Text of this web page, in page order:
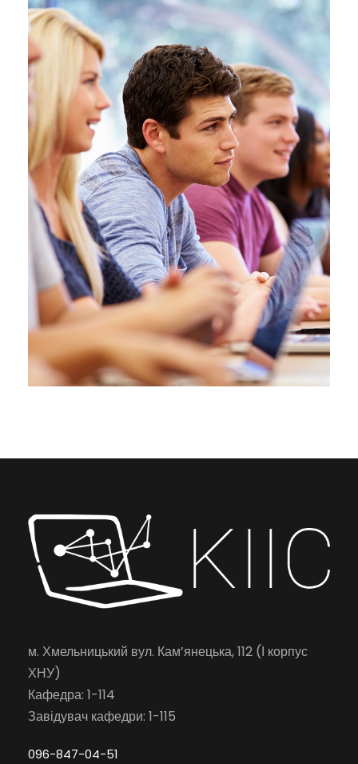
Free Tuition From Prof.
Smith
Study / Tuition
м. Хмельницький вул. Кам’янецька, 112 (І корпус
ХНУ)
Кафедра: 1-114
Завідувач кафедри: 1-115
096-847-04-51